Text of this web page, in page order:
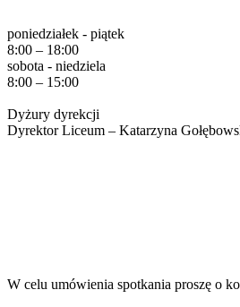
poniedziałek - piątek
8:00 – 18:00
sobota - niedziela
8:00 – 15:00
Dyżury dyrekcji
Dyrektor Liceum – Katarzyna
W celu umówienia spotkania proszę o